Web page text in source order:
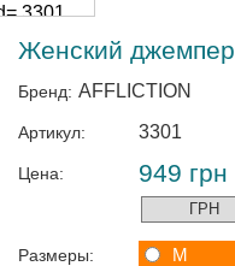
Женский джемпер
Бренд: AFFLICTION
Артикул: 3301
Цена: 949 грн
Размеры:
M